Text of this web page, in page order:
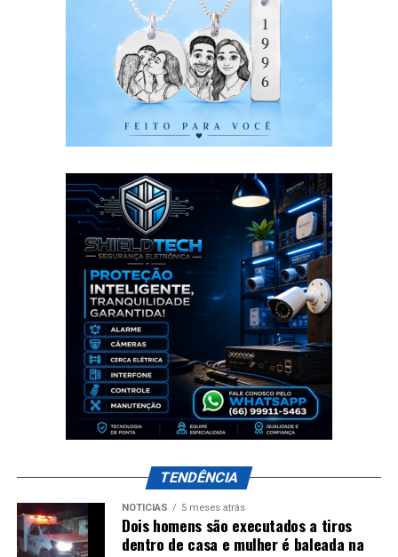
TENDÊNCIA
NOTÍCIAS 5 meses atrás
Dois homens são executados a tiros
dentro de casa e mulher é baleada na